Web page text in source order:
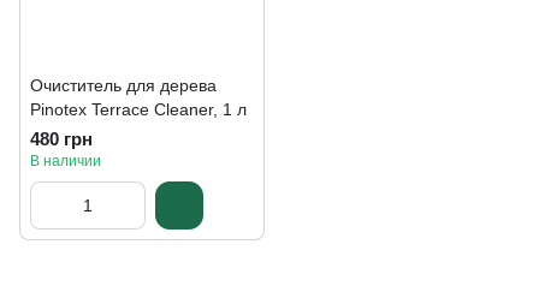
Очиститель для дерева
Pinotex Terrace Cleaner, 1 л
480 грн
В наличии